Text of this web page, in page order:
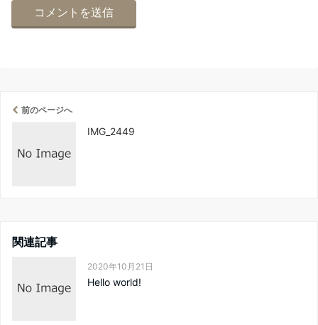
前のページへ
IMG_2449
関連記事
2020年10月21日
Hello world!